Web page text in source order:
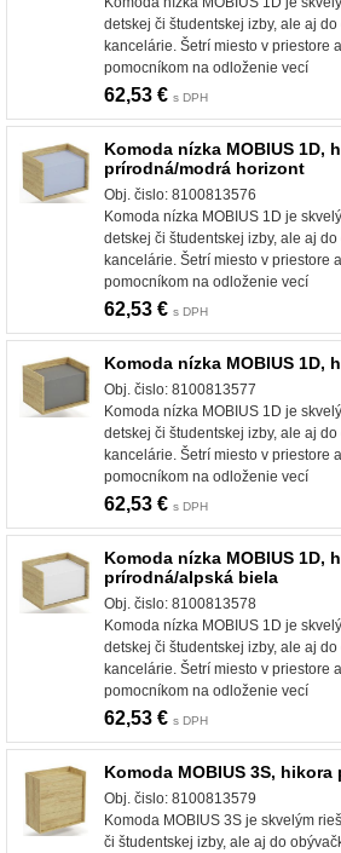
detskej či študentskej izby, ale aj
kancelárie. Šetrí miesto v priestore
pomocníkom na odloženie vecí
62,53 € s DPH
Komoda nízka MOBIUS 1D,
prírodná/modrá horizont
Obj. čislo: 8100813576
Komoda nízka MOBIUS 1D je
detskej či študentskej izby, ale aj
kancelárie. Šetrí miesto v priestore
pomocníkom na odloženie vecí
62,53 € s DPH
Komoda nízka MOBIUS 1D,
Obj. čislo: 8100813577
Komoda nízka MOBIUS 1D je
detskej či študentskej izby, ale aj
kancelárie. Šetrí miesto v priestore
pomocníkom na odloženie vecí
62,53 € s DPH
Komoda nízka MOBIUS 1D,
prírodná/alpská biela
Obj. čislo: 8100813578
Komoda nízka MOBIUS 1D je
detskej či študentskej izby, ale aj
kancelárie. Šetrí miesto v priestore
pomocníkom na odloženie vecí
62,53 € s DPH
Komoda MOBIUS 3S, hikora
Obj. čislo: 8100813579
Komoda MOBIUS 3S je skvelým
či študentskej izby, ale aj do